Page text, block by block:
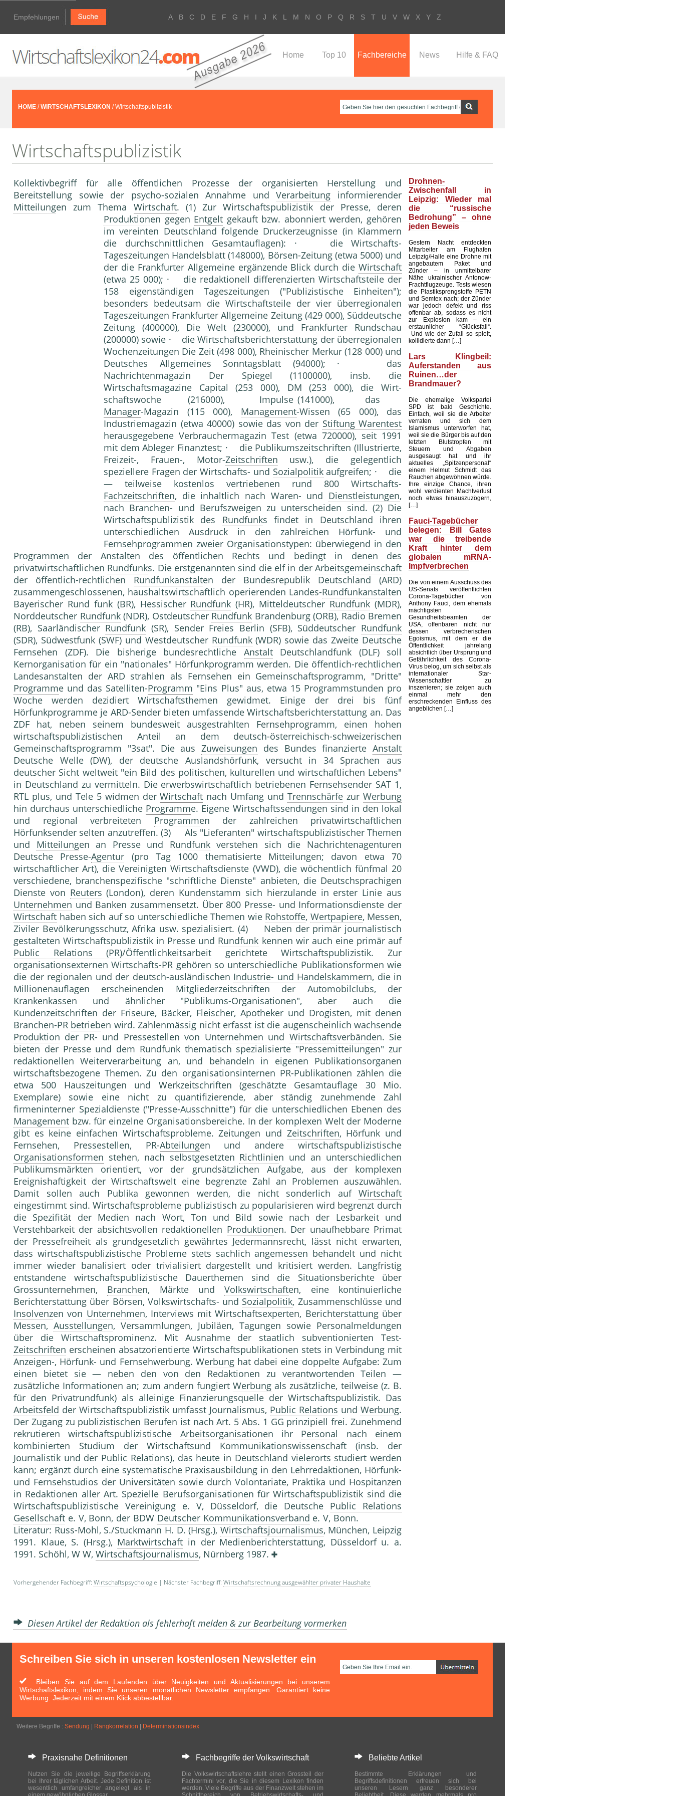
Empfehlungen A B C D E F G H I J K L M N O P Q R S T U V W X Y Z
Home Top 10 Fachbereiche News Hilfe & FAQ
HOME /WIRTSCHAFTSLEXIKON / Wirtschaftspublizistik
Wirtschaftspublizistik
Kollektivbegriff für alle öffentlichen Prozesse der organisierten Herstellung und
Bereitstellung sowie der psycho-sozialen Annahme undVerarbeitung informierender
Mitteilungen zum Thema Wirtschaft. (1) Zur Wirtschaftspublizistik der Presse, deren
Produktionen gegen Entgelt gekauft bzw. abonniert werden, gehören
im vereinten Deutschland folgende Druckerzeugnisse (in Klammern
die durchschnittlichen Gesamtauflagen): · die Wirtschafts-
Tageszeitungen Handelsblatt (148000), Börsen-Zeitung (etwa 5000) und
der die Frankfurter Allgemeine ergänzende Blick durch die Wirtschaft
(etwa 25 000); · die redaktionell differenzierten Wirtschaftsteile der
158 eigenständigen Tageszeitungen ("Publizistische Einheiten");
besonders bedeutsam die Wirtschaftsteile der vier überregionalen
Tageszeitungen Frankfurter Allgemeine Zeitung (429 000), Süddeutsche
Zeitung (400000), Die Welt (230000), und Frankfurter Rundschau
(200000) sowie · die Wirtschaftsberichterstattung der überregionalen
Wochenzeitungen Die Zeit (498 000), Rheinischer Merkur (128 000) und
Deutsches Allgemeines Sonntagsblatt (94000); · das
Nachrichtenmagazin Der Spiegel (1100000), insb. die
Wirtschaftsmagazine Capital (253 000), DM (253 000), die Wirt-
schaftswoche (216000), Impulse (141000), das
Manager-Magazin (115 000), Management-Wissen (65 000), das
Industriemagazin (etwa 40000) sowie das von der Stiftung Warentest
herausgegebene Verbrauchermagazin Test (etwa 720000), seit 1991
mit dem Ableger Finanztest; · die Publikumszeitschriften (Illustrierte,
Freizeit-, Frauen-, Motor-Zeitschriften usw.), die gelegentlich
speziellere Fragen der Wirtschafts- und Sozialpolitikaufgreifen; · die
— teilweise kostenlos vertriebenen rund 800 Wirtschafts-
Fachzeitschriften, die inhaltlich nach Waren- und Dienstleistungen,
nach Branchen- und Berufszweigen zu unterscheiden sind. (2) Die
Wirtschaftspublizistik des Rundfunks findet in Deutschland ihren
unterschiedlichen Ausdruck in den zahlreichen Hörfunk- und
Fernsehprogrammen zweier Organisationstypen: überwiegend in den
Programmen der Anstalten des öffentlichen Rechts und bedingt in denen des
privatwirtschaftlichen Rundfunks. Die erstgenannten sind die elf in derArbeitsgemeinschaft
der öffentlich-rechtlichen Rundfunkanstalten der Bundesrepublik Deutschland (ARD)
zusammengeschlossenen, haushaltswirtschaftlich operierenden Landes-Rundfunkanstalten
Bayerischer Rund funk (BR), Hessischer Rundfunk (HR), Mitteldeutscher Rundfunk (MDR),
Norddeutscher Rundfunk(NDR), Ostdeutscher Rundfunk Brandenburg (ORB), Radio Bremen
(RB), Saarländischer Rundfunk (SR), Sender Freies Berlin (SFB), Süddeutscher Rundfunk
(SDR), Südwestfunk (SWF) und Westdeutscher Rundfunk(WDR) sowie das Zweite Deutsche
Fernsehen (ZDF). Die bisherige bundesrechtliche AnstaltDeutschlandfunk (DLF) soll
Kernorganisation für ein "nationales" Hörfunkprogramm werden. Die öffentlich-rechtlichen
Landesanstalten der ARD strahlen als Fernsehen ein Gemeinschaftsprogramm, "Dritte"
Programme und das Satelliten-Programm "Eins Plus" aus, etwa 15 Programmstunden pro
Woche werden dezidiert Wirtschaftsthemen gewidmet. Einige der drei bis fünf
Hörfunkprogramme je ARD-Sender bieten umfassende Wirtschaftsberichterstattung an. Das
ZDF hat, neben seinem bundesweit ausgestrahlten Fernsehprogramm, einen hohen
wirtschaftspublizistischen Anteil an dem deutsch-österreichisch-schweizerischen
Gemeinschaftsprogramm "3sat". Die aus Zuweisungen des Bundes finanzierte Anstalt
Deutsche Welle (DW), der deutsche Auslandshörfunk, versucht in 34 Sprachen aus
deutscher Sicht weltweit "ein Bild des politischen, kulturellen und wirtschaftlichen Lebens"
in Deutschland zu vermitteln. Die erwerbswirtschaftlich betriebenen Fernsehsender SAT 1,
RTL plus, und Tele 5 widmen derWirtschaft nach Umfang undTrennschärfe zurWerbung
hin durchaus unterschiedliche Programme. Eigene Wirtschaftssendungen sind in den lokal
und regional verbreiteten Programmen der zahlreichen privatwirtschaftlichen
Hörfunksender selten anzutreffen. (3) Als "Lieferanten" wirtschaftspublizistischer Themen
und Mitteilungen an Presse und Rundfunkverstehen sich die Nachrichtenagenturen
Deutsche Presse-Agentur (pro Tag 1000 thematisierte Mitteilungen; davon etwa 70
wirtschaftlicher Art), die Vereinigten Wirtschaftsdienste (VWD), die wöchentlich fünfmal 20
verschiedene, branchenspezifische "schriftliche Dienste" anbieten, die Deutschsprachigen
Dienste von Reuters (London), deren Kundenstamm sich hierzulande in erster Linie aus
Unternehmen und Banken zusammensetzt. Über 800 Presse- und Informationsdienste der
Wirtschaft haben sich auf so unterschiedliche Themen wie Rohstoffe, Wertpapiere, Messen,
Ziviler Bevölkerungsschutz, Afrika usw. spezialisiert. (4) Neben der primär journalistisch
gestalteten Wirtschaftspublizistik in Presse und Rundfunk kennen wir auch eine primär auf
Public Relations (PR)/Öffentlichkeitsarbeit gerichtete Wirtschaftspublizistik. Zur
organisationsexternen Wirtschafts-PR gehören so unterschiedliche Publikationsformen wie
die der regionalen und der deutsch-ausländischen Industrie- und Handelskammern, die in
Millionenauflagen erscheinenden Mitgliederzeitschriften der Automobilclubs, der
Krankenkassen und ähnlicher "Publikums-Organisationen", aber auch die
Kundenzeitschriften der Friseure, Bäcker, Fleischer, Apotheker und Drogisten, mit denen
Branchen-PR betrieben wird. Zahlenmässig nicht erfasst ist die augenscheinlich wachsende
Produktion der PR- und Pressestellen von Unternehmen und Wirtschaftsverbänden. Sie
bieten der Presse und dem Rundfunkthematisch spezialisierte "Pressemitteilungen" zur
redaktionellen Weiterverarbeitung an, und behandeln in eigenen Publikationsorganen
wirtschaftsbezogene Themen. Zu den organisationsinternen PR-Publikationen zählen die
etwa 500 Hauszeitungen und Werkzeitschriften (geschätzte Gesamtauflage 30 Mio.
Exemplare) sowie eine nicht zu quantifizierende, aber ständig zunehmende Zahl
firmeninterner Spezialdienste ("Presse-Ausschnitte") für die unterschiedlichen Ebenen des
Management bzw. für einzelne Organisationsbereiche. In der komplexen Welt der Moderne
gibt es keine einfachen Wirtschaftsprobleme. Zeitungen und Zeitschriften, Hörfunk und
Fernsehen, Pressestellen, PR-Abteilungen und andere wirtschaftspublizistische
Organisationsformen stehen, nach selbstgesetzten Richtlinien und an unterschiedlichen
Publikumsmärkten orientiert, vor der grundsätzlichen Aufgabe, aus der komplexen
Ereignishaftigkeit der Wirtschaftswelt eine begrenzte Zahl an Problemen auszuwählen.
Damit sollen auch Publika gewonnen werden, die nicht sonderlich auf Wirtschaft
eingestimmt sind. Wirtschaftsprobleme publizistisch zu popularisieren wird begrenzt durch
die Spezifität der Medien nach Wort, Ton und Bild sowie nach der Lesbarkeit und
Verstehbarkeit der absichtsvollen redaktionellen Produktionen. Der unaufhebbare Primat
der Pressefreiheit als grundgesetzlich gewährtes Jedermannsrecht, lässt nicht erwarten,
dass wirtschaftspublizistische Probleme stets sachlich angemessen behandelt und nicht
immer wieder banalisiert oder trivialisiert dargestellt und kritisiert werden. Langfristig
entstandene wirtschaftspublizistische Dauerthemen sind die Situationsberichte über
Grossunternehmen, Branchen, Märkte undVolkswirtschaften, eine kontinuierliche
Berichterstattung über Börsen, Volkswirtschafts- und Sozialpolitik, Zusammenschlüsse und
Insolvenzen von Unternehmen, Interviews mit Wirtschaftsexperten, Berichterstattung über
Messen, Ausstellungen, Versammlungen, Jubiläen, Tagungen sowie Personalmeldungen
über die Wirtschaftsprominenz. Mit Ausnahme der staatlich subventionierten Test-
Zeitschriften erscheinen absatzorientierte Wirtschaftspublikationen stets in Verbindung mit
Anzeigen-, Hörfunk- und Fernsehwerbung. Werbunghat dabei eine doppelte Aufgabe: Zum
einen bietet sie — neben den von den Redaktionen zu verantwortenden Teilen —
zusätzliche Informationen an; zum andern fungiertWerbung als zusätzliche, teilweise (z. B.
für den Privatrundfunk) als alleinige Finanzierungsquelle der Wirtschaftspublizistik. Das
Arbeitsfeld der Wirtschaftspublizistik umfasst Journalismus, Public Relations und Werbung.
Der Zugang zu publizistischen Berufen ist nach Art. 5 Abs. 1 GG prinzipiell frei. Zunehmend
rekrutieren wirtschaftspublizistische Arbeitsorganisationen ihr Personal nach einem
kombinierten Studium der Wirtschaftsund Kommunikationswissenschaft (insb. der
Journalistik und der Public Relations), das heute in Deutschland vielerorts studiert werden
kann; ergänzt durch eine systematische Praxisausbildung in den Lehrredaktionen, Hörfunk-
und Fernsehstudios der Universitäten sowie durch Volontariate, Praktika und Hospitanzen
in Redaktionen aller Art. Spezielle Berufsorganisationen für Wirtschaftspublizistik sind die
Wirtschaftspublizistische Vereinigung e. V, Düsseldorf, die Deutsche Public Relations
Gesellschaft e. V, Bonn, der BDW Deutscher Kommunikationsverband e. V, Bonn.
Literatur: Russ-Mohl, S./Stuckmann H. D. (Hrsg.), Wirtschaftsjournalismus, München, Leipzig
1991. Klaue, S. (Hrsg.), Marktwirtschaft in der Medienberichterstattung, Düsseldorf u. a.
1991. Schöhl, W W, Wirtschaftsjournalismus, Nürnberg 1987.
Vorhergehender Fachbegriff: Wirtschaftspsychologie | Nächster Fachbegriff: Wirtschaftsrechnung ausgewählter privater Haushalte
Diesen Artikel der Redaktion als fehlerhaft melden & zur Bearbeitung vormerken
Drohnen-
Zwischenfall in
Leipzig: Wieder mal
die “russische
Bedrohung” – ohne
jeden Beweis
Gestern Nacht entdeckten
Mitarbeiter am Flughafen
Leipzig/Halle eine Drohne mit
angebautem Paket und
Zünder – in unmittelbarer
Nähe ukrainischer Antonow-
Frachtflugzeuge. Tests wiesen
die Plastiksprengstoffe PETN
und Semtex nach; der Zünder
war jedoch defekt und riss
offenbar ab, sodass es nicht
zur Explosion kam – ein
erstaunlicher “Glücksfall“.
Und wie der Zufall so spielt,
kollidierte dann […]
Lars Klingbeil:
Auferstanden aus
Ruinen…der
Brandmauer?
Die ehemalige Volkspartei
SPD ist bald Geschichte.
Einfach, weil sie die Arbeiter
verraten und sich dem
Islamismus unterworfen hat,
weil sie die Bürger bis auf den
letzten Blutstropfen mit
Steuern und Abgaben
ausgesaugt hat und ihr
aktuelles „Spitzenpersonal“
einem Helmut Schmidt das
Rauchen abgewöhnen würde.
Ihre einzige Chance, ihren
wohl verdienten Machtverlust
noch etwas hinauszuzögern,
[…]
Fauci-Tagebücher
belegen: Bill Gates
war die treibende
Kraft hinter dem
globalen mRNA-
Impfverbrechen
Die von einem Ausschuss des
US-Senats veröffentlichten
Corona-Tagebücher von
Anthony Fauci, dem ehemals
mächtigsten
Gesundheitsbeamten der
USA, offenbaren nicht nur
dessen verbrecherischen
Egoismus, mit dem er die
Öffentlichkeit jahrelang
absichtlich über Ursprung und
Gefährlichkeit des Corona-
Virus belog, um sich selbst als
internationaler Star-
Wissenschaftler zu
inszenieren; sie zeigen auch
einmal mehr den
erschreckenden Einfluss des
angeblichen […]
Schreiben Sie sich in unseren kostenlosen Newsletter ein
Bleiben Sie auf dem Laufenden über Neuigkeiten und Aktualisierungen bei unserem
Wirtschaftslexikon, indem Sie unseren monatlichen Newsletter empfangen. Garantiert keine
Werbung. Jederzeit mit einem Klick abbestellbar.
Weitere Begriffe : Sendung Rangkorrelation Determinationsindex
Praxisnahe Definitionen
Nutzen Sie die jeweilige Begriffserklärung
bei Ihrer täglichen Arbeit. Jede Definition ist
wesentlich umfangreicher angelegt als in
Fachbegriffe der Volkswirtschaft
Die Volkswirtschaftslehre stellt einen Grossteil der
Fachtermini vor, die Sie in diesem Lexikon finden
werden. Viele Begriffe aus der Finanzwelt stehen im
Beliebte Artikel
Bestimmte Erklärungen und
Begriffsdefinitionen erfreuen sich bei
unseren Lesern ganz besonderer